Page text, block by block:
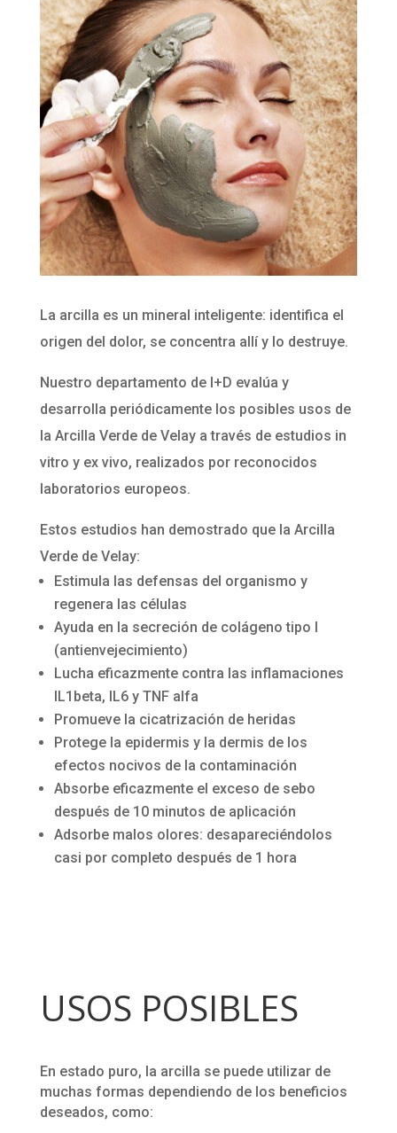
La arcilla es un mineral inteligente: identifica el
origen del dolor, se concentra allí y lo destruye.
Nuestro departamento de I+D evalúa y
desarrolla periódicamente los posibles usos de
la Arcilla Verde de Velay a través de estudios in
vitro y ex vivo, realizados por reconocidos
laboratorios europeos.
Estos estudios han demostrado que la Arcilla
Verde de Velay:
Estimula las defensas del organismo y
regenera las células
Ayuda en la secreción de colágeno tipo I
(antienvejecimiento)
Lucha eficazmente contra las inflamaciones
IL1beta, IL6 y TNF alfa
Promueve la cicatrización de heridas
Protege la epidermis y la dermis de los
efectos nocivos de la contaminación
Absorbe eficazmente el exceso de sebo
después de 10 minutos de aplicación
Adsorbe malos olores: desapareciéndolos
casi por completo después de 1 hora
USOS POSIBLES
En estado puro, la arcilla se puede utilizar de
muchas formas dependiendo de los beneficios
deseados, como: